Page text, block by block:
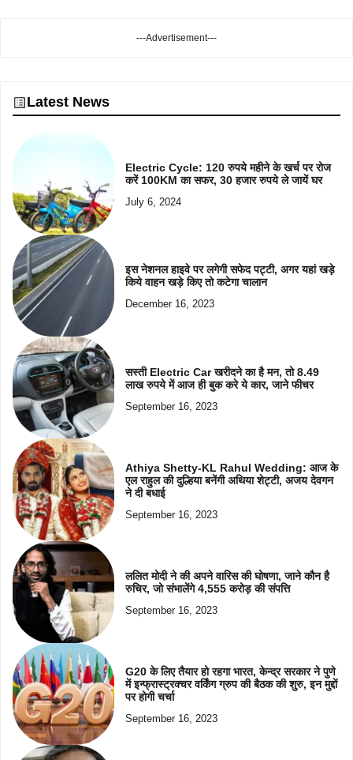
---Advertisement---
Latest News
Electric Cycle: 120 रुपये महीने के खर्च पर रोज
करें 100KM का सफर, 30 हजार रुपये ले जायें घर
July 6, 2024
इस नेशनल हाइवे पर लगेगी सफेद पट्टी, अगर यहां खड़े
किये वाहन खड़े किए तो कटेगा चालान
December 16, 2023
सस्ती Electric Car खरीदने का है मन, तो 8.49
लाख रुपये में आज ही बुक करे ये कार, जाने फीचर
September 16, 2023
Athiya Shetty-KL Rahul Wedding: आज के
एल राहुल की दुल्हिया बनेंगी अथिया शेट्टी, अजय देवगन
ने दी बधाई
September 16, 2023
ललित मोदी ने की अपने वारिस की घोषणा, जाने कौन है
रुचिर, जो संभालेंगे 4,555 करोड़ की संपत्ति
September 16, 2023
G20 के लिए तैयार हो रहगा भारत, केन्द्र सरकार ने पुणे
में इन्फ्रास्ट्रक्चर वर्किंग ग्रुप की बैठक की शुरु, इन मुद्दों
पर होगी चर्चा
September 16, 2023